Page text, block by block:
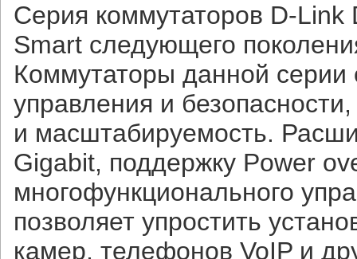
Серия коммутаторов D-Link
Smart следующего
Коммутаторы данной
управления и
и масштабируемость.
Gigabit, поддержку Power
многофункционального
позволяет упростить
камер, телефонов VoIP и